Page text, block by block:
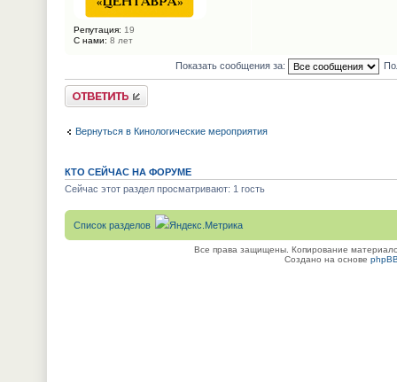
Репутация: 19
С нами: 8 лет
Показать сообщения за:
Ответить
Вернуться в Кинологические мероприятия
КТО СЕЙЧАС НА ФОРУМЕ
Сейчас этот раздел просматривают: 1 гость
Список разделов
Все права защищены. Копирование
Создано на основе